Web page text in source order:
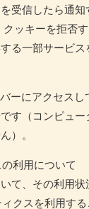
受信したら通知
ッキーを拒否
る一部サービ
ーにアクセスし
す（コンピュ
）。
利用について
て、その利用状
クスを利用す